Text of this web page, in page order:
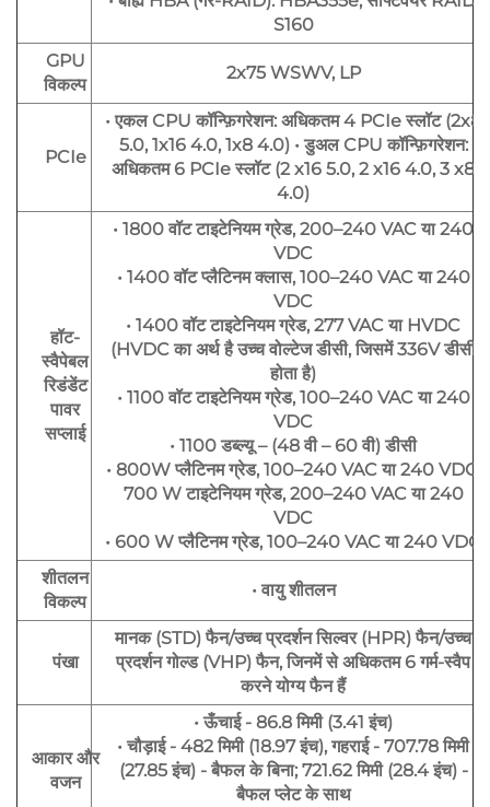
S160
GPU
विकल्प
2x75 WSWV, LP
PCIe
• एकल CPU कॉन्फ़िगरेशन: अधिकतम 4 PCIe स्लॉट (2x8
5.0, 1x16 4.0, 1x8 4.0) • डुअल CPU कॉन्फ़िगरेशन:
अधिकतम 6 PCIe स्लॉट (2 x16 5.0, 2 x16 4.0, 3 x8
4.0)
हॉट-
स्वैपेबल
रिडंडेंट
पावर
सप्लाई
• 1800 वॉट टाइटेनियम ग्रेड, 200–240 VAC या 240
VDC
• 1400 वॉट प्लैटिनम क्लास, 100–240 VAC या 240
VDC
• 1400 वॉट टाइटेनियम ग्रेड, 277 VAC या HVDC
(HVDC का अर्थ है उच्च वोल्टेज डीसी, जिसमें 336V डीसी
होता है)
• 1100 वॉट टाइटेनियम ग्रेड, 100–240 VAC या 240
VDC
• 1100 डब्ल्यू – (48 वी – 60 वी) डीसी
• 800W प्लैटिनम ग्रेड, 100–240 VAC या 240 VDC;
700 W टाइटेनियम ग्रेड, 200–240 VAC या 240
VDC
• 600 W प्लैटिनम ग्रेड, 100–240 VAC या 240 VDC
शीतलन
विकल्प
• वायु शीतलन
पंखा
मानक (STD) फैन/उच्च प्रदर्शन सिल्वर (HPR) फैन/उच्च
प्रदर्शन गोल्ड (VHP) फैन, जिनमें से अधिकतम 6 गर्म-स्वैप
करने योग्य फैन हैं
आकार और
वजन
• ऊँचाई - 86.8 मिमी (3.41 इंच)
• चौड़ाई - 482 मिमी (18.97 इंच), गहराई - 707.78 मिमी
(27.85 इंच) - बैफल के बिना; 721.62 मिमी (28.4 इंच) -
बैफल प्लेट के साथ